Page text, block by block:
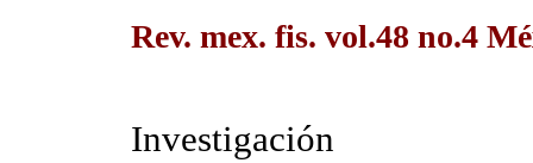
Rev. mex. fis. vol.48 no.4
Investigación